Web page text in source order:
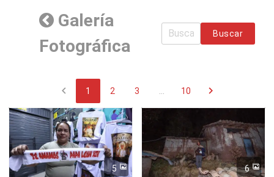
Galería
Fotográfica
Buscar
chevron_left 1 2 3 10 chevron_right
5 6